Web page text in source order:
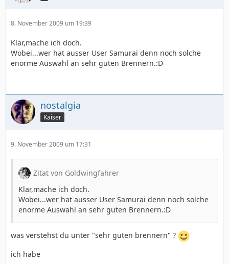
8. November 2009 um 19:39
Klar,mache ich doch.
Wobei...wer hat ausser User Samurai denn noch solche
enorme Auswahl an sehr guten Brennern.:D
nostalgia
Kaiser
9. November 2009 um 17:31
Zitat von Goldwingfahrer
Klar,mache ich doch.
Wobei...wer hat ausser User Samurai denn noch solche
enorme Auswahl an sehr guten Brennern.:D
was verstehst du unter "sehr guten brennern" ?
ich habe